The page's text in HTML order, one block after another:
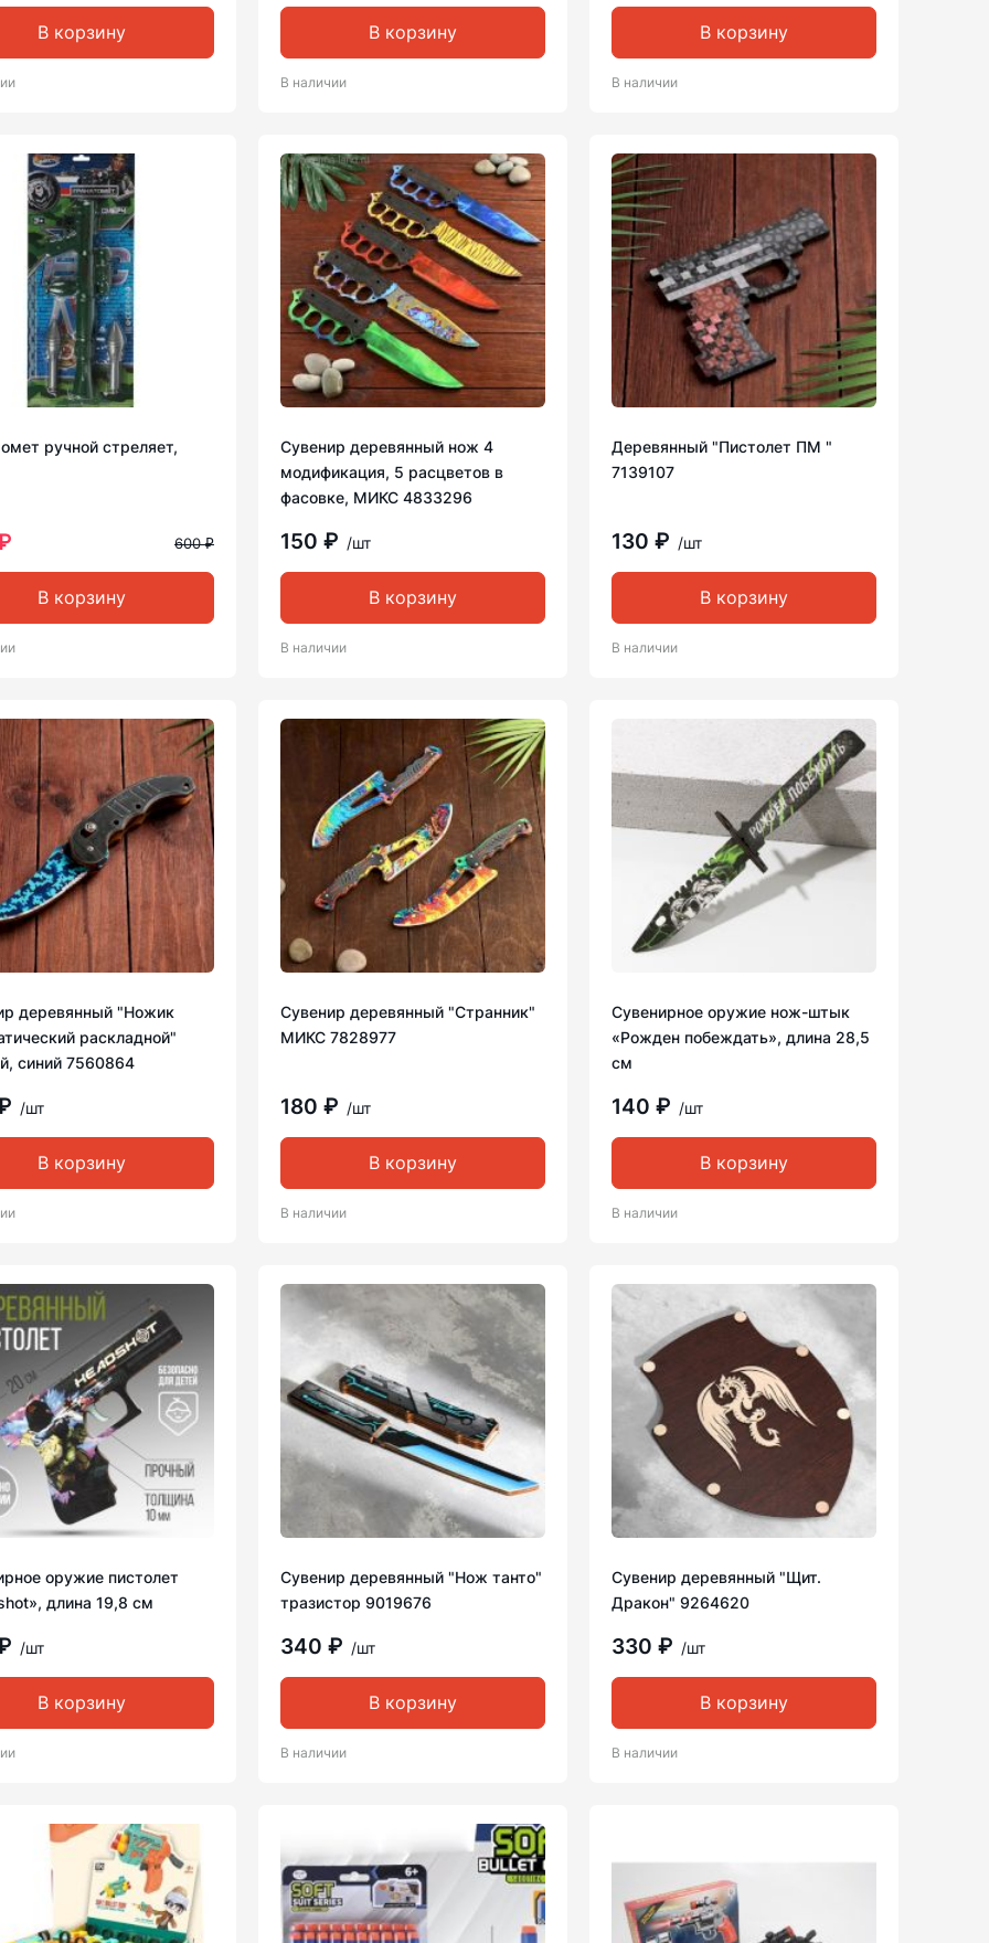
В корзину В корзину
В наличии
В корзину
В наличии
ручной стреляет,
600 ₽
В корзину
Сувенир деревянный нож 4
модификация, 5 расцветов в
фасовке, МИКС 4833296
150 ₽ /шт
В корзину
В наличии
Деревянный "Пистолет ПМ "
7139107
130 ₽ /шт
В корзину
В наличии
деревянный "Ножик
раскладной"
синий 7560864
/шт
В корзину
Сувенир деревянный "Странник"
МИКС 7828977
180 ₽ /шт
В корзину
В наличии
Сувенирное оружие нож-штык
«Рожден побеждать», длина 28,5
см
140 ₽ /шт
В корзину
В наличии
оружие пистолет
длина 19,8 см
/шт
В корзину
Сувенир деревянный "Нож танто"
тразистор 9019676
340 ₽ /шт
В корзину
В наличии
Сувенир деревянный "Щит.
Дракон" 9264620
330 ₽ /шт
В корзину
В наличии